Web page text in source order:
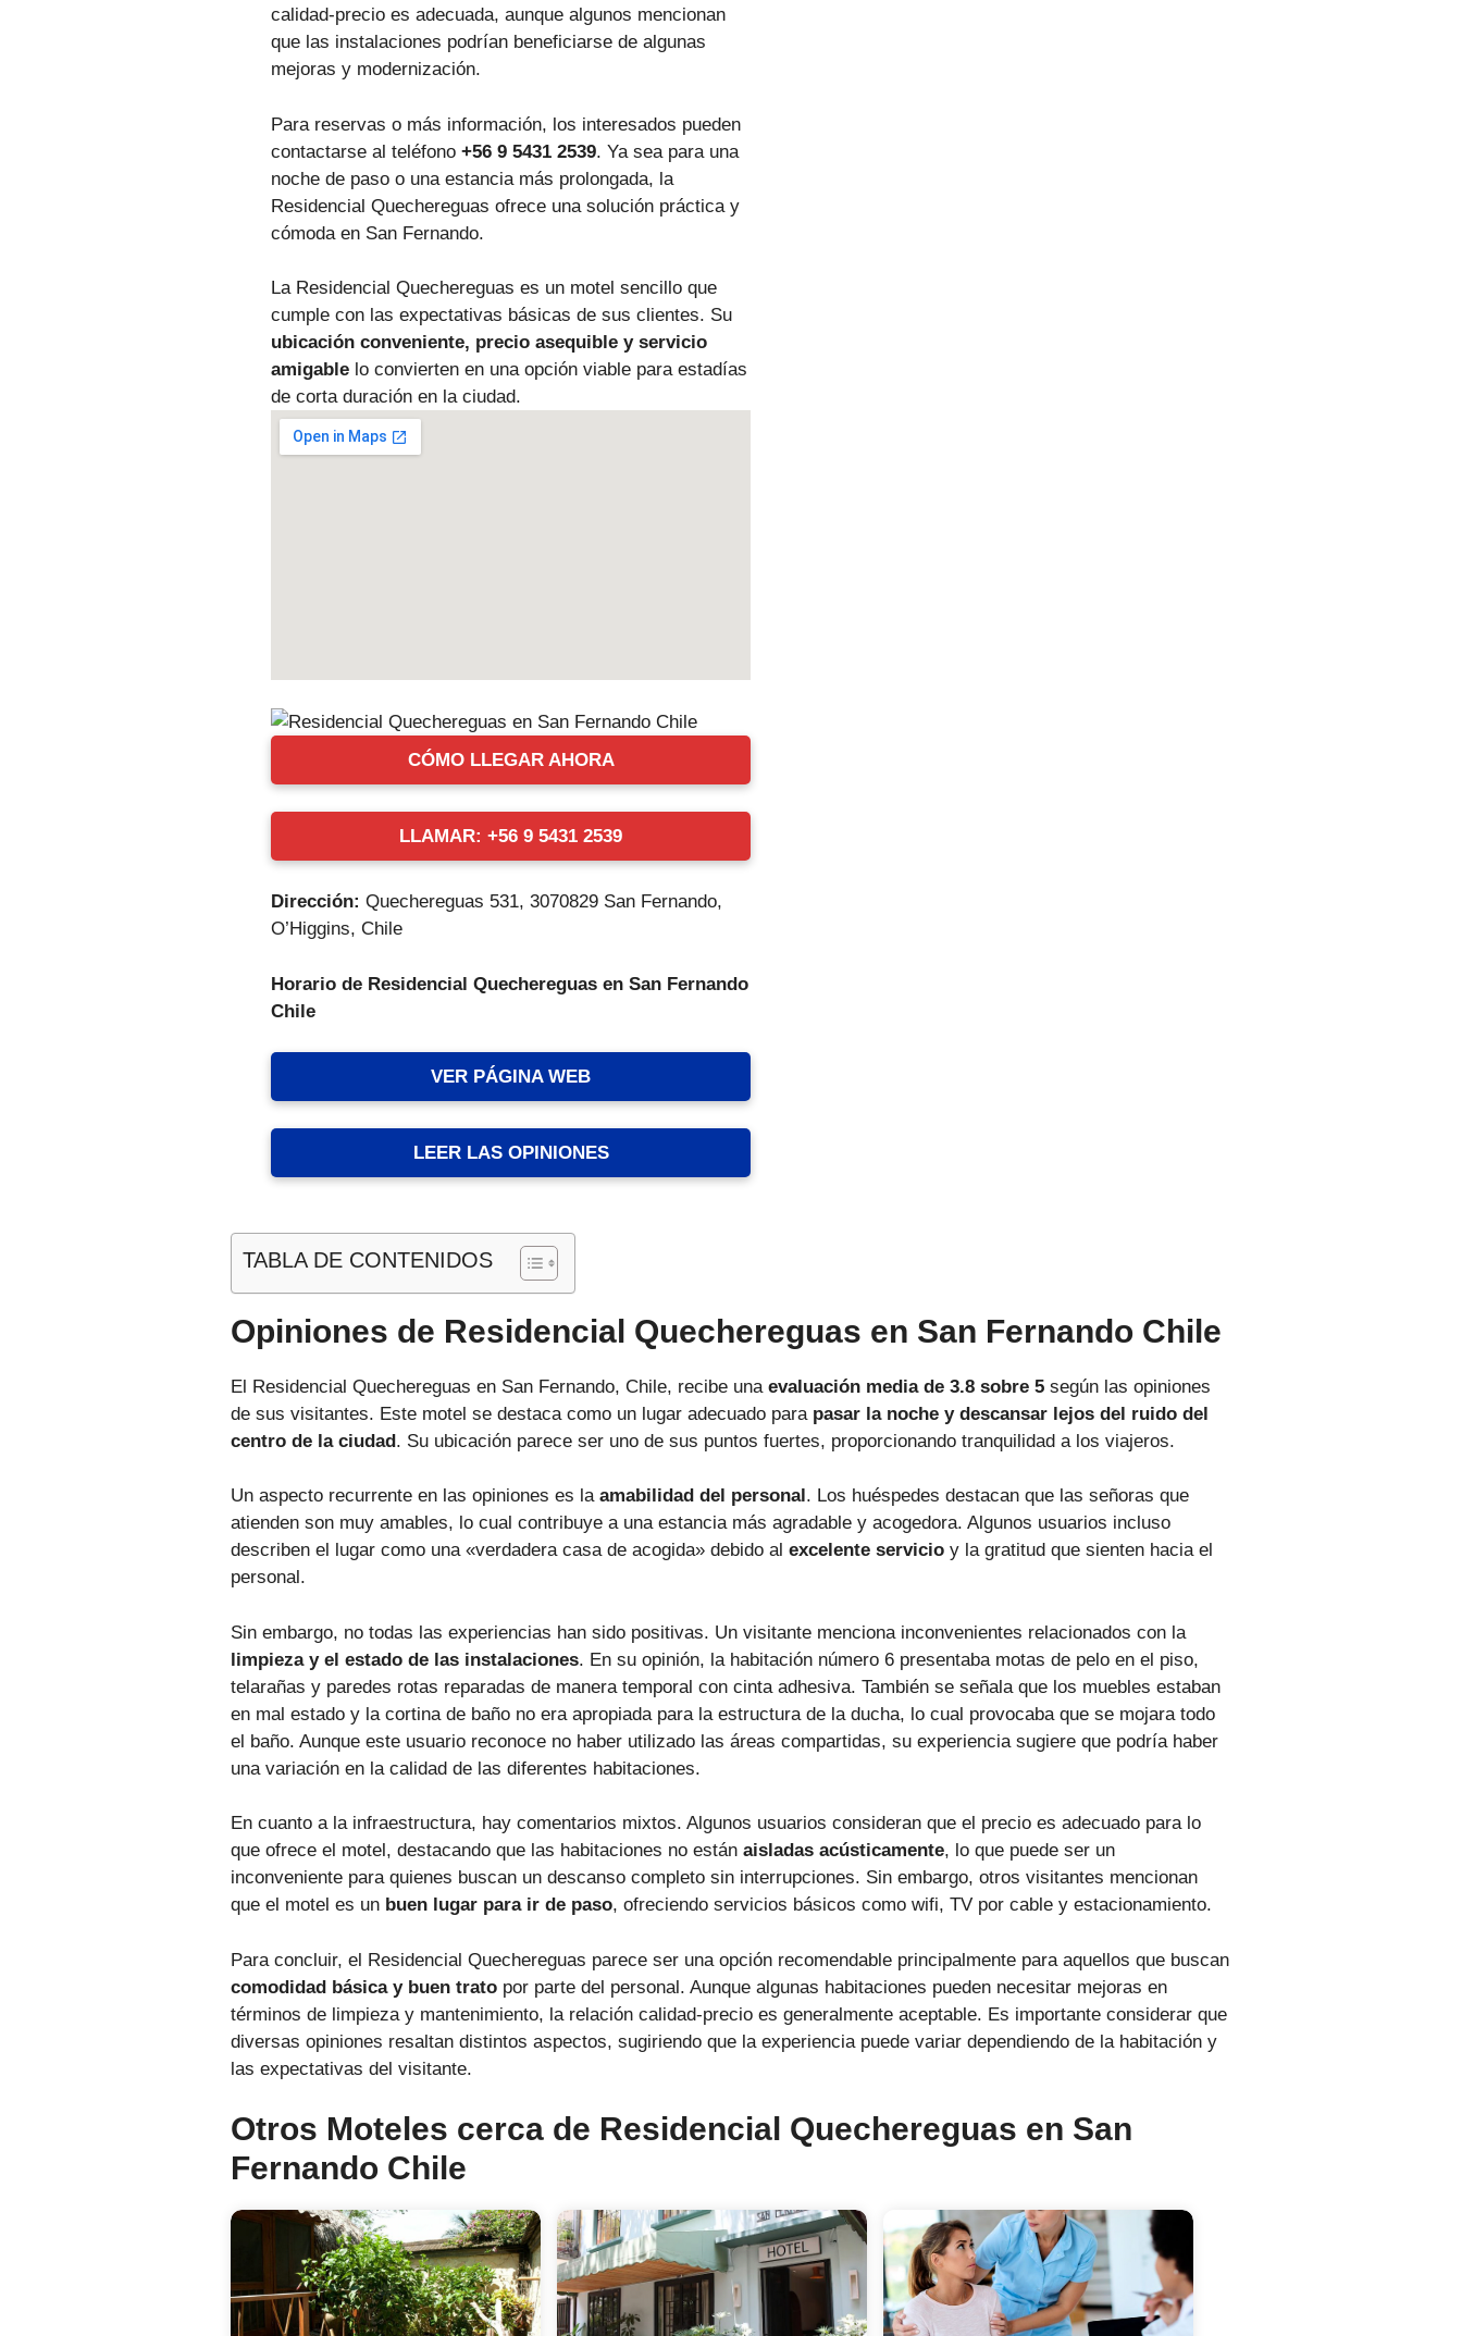
calidad-precio es adecuada, aunque algunos mencionan
que las instalaciones podrían beneficiarse de algunas
mejoras y modernización.
Para reservas o más información, los interesados pueden
contactarse al teléfono +56 9 5431 2539. Ya sea para una
noche de paso o una estancia más prolongada, la
Residencial Quechereguas ofrece una solución práctica y
cómoda en San Fernando.
La Residencial Quechereguas es un motel sencillo que
cumple con las expectativas básicas de sus clientes. Su
ubicación conveniente, precio asequible y servicio
amigablelo convierten en una opción viable para estadías
de corta duración en la ciudad.
CÓMO LLEGAR AHORA
LLAMAR: +56 9 5431 2539
Dirección: Quechereguas 531, 3070829 San Fernando,
O’Higgins, Chile
Horario de Residencial Quechereguas en San Fernando
Chile
VER PÁGINA WEB
LEER LAS OPINIONES
TABLA DE CONTENIDOS
Opiniones de Residencial Quechereguas en San Fernando Chile
El Residencial Quechereguas en San Fernando, Chile, recibe una evaluación media de 3.8 sobre 5 según las opiniones
de sus visitantes. Este motel se destaca como un lugar adecuado para pasar la noche y descansar lejos del ruido del
centro de la ciudad. Su ubicación parece ser uno de sus puntos fuertes, proporcionando tranquilidad a los viajeros.
Un aspecto recurrente en las opiniones es la amabilidad del personal . Los huéspedes destacan que las señoras que
atienden son muy amables, lo cual contribuye a una estancia más agradable y acogedora. Algunos usuarios incluso
describen el lugar como una «verdadera casa de acogida» debido al excelente servicio y la gratitud que sienten hacia el
personal.
Sin embargo, no todas las experiencias han sido positivas. Un visitante menciona inconvenientes relacionados con la
limpieza y el estado de las instalaciones. En su opinión, la habitación número 6 presentaba motas de pelo en el piso,
telarañas y paredes rotas reparadas de manera temporal con cinta adhesiva. También se señala que los muebles estaban
en mal estado y la cortina de baño no era apropiada para la estructura de la ducha, lo cual provocaba que se mojara todo
el baño. Aunque este usuario reconoce no haber utilizado las áreas compartidas, su experiencia sugiere que podría haber
una variación en la calidad de las diferentes habitaciones.
En cuanto a la infraestructura, hay comentarios mixtos. Algunos usuarios consideran que el precio es adecuado para lo
que ofrece el motel, destacando que las habitaciones no están aisladas acústicamente, lo que puede ser un
inconveniente para quienes buscan un descanso completo sin interrupciones. Sin embargo, otros visitantes mencionan
que el motel es un buen lugar para ir de paso, ofreciendo servicios básicos como wifi, TV por cable y estacionamiento.
Para concluir, el Residencial Quechereguas parece ser una opción recomendable principalmente para aquellos que buscan
comodidad básica y buen trato por parte del personal. Aunque algunas habitaciones pueden necesitar mejoras en
términos de limpieza y mantenimiento, la relación calidad-precio es generalmente aceptable. Es importante considerar que
diversas opiniones resaltan distintos aspectos, sugiriendo que la experiencia puede variar dependiendo de la habitación y
las expectativas del visitante.
Otros Moteles cerca de Residencial Quechereguas en San
Fernando Chile